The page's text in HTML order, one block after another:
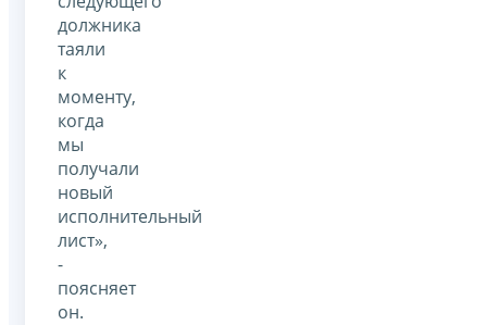
должника
таяли
к
моменту,
когда
мы
получали
новый
исполнительный
лист»,
-
поясняет
он.